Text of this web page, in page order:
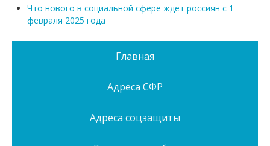
Что нового в социальной сфере ждет россиян с 1
февраля 2025 года
Главная
Адреса СФР
Адреса соцзащиты